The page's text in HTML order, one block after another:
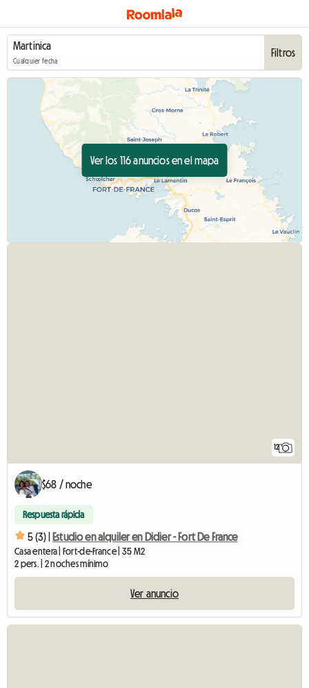
Cualquier fecha
Filtros
Ver los 116 anuncios en el mapa
12
$68 / noche
Respuesta rápida
5 (3) | Estudio en alquiler en Didier - Fort De France
Casa entera | Fort-de-France | 35 M2
2 pers. | 2 noches mínimo
Ver anuncio